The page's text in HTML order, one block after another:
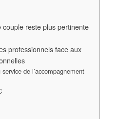
reste plus pertinente
professionnels face aux
service de l’accompagnement